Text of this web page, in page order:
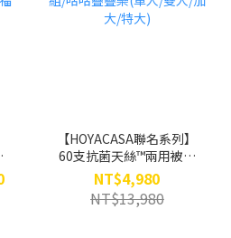
【HOYACASA聯名系列】
60支抗菌天絲™兩用被床
包組/咕咕疊疊樂(單人/雙
人/加大/特大)
NT$4,980
NT$13,980